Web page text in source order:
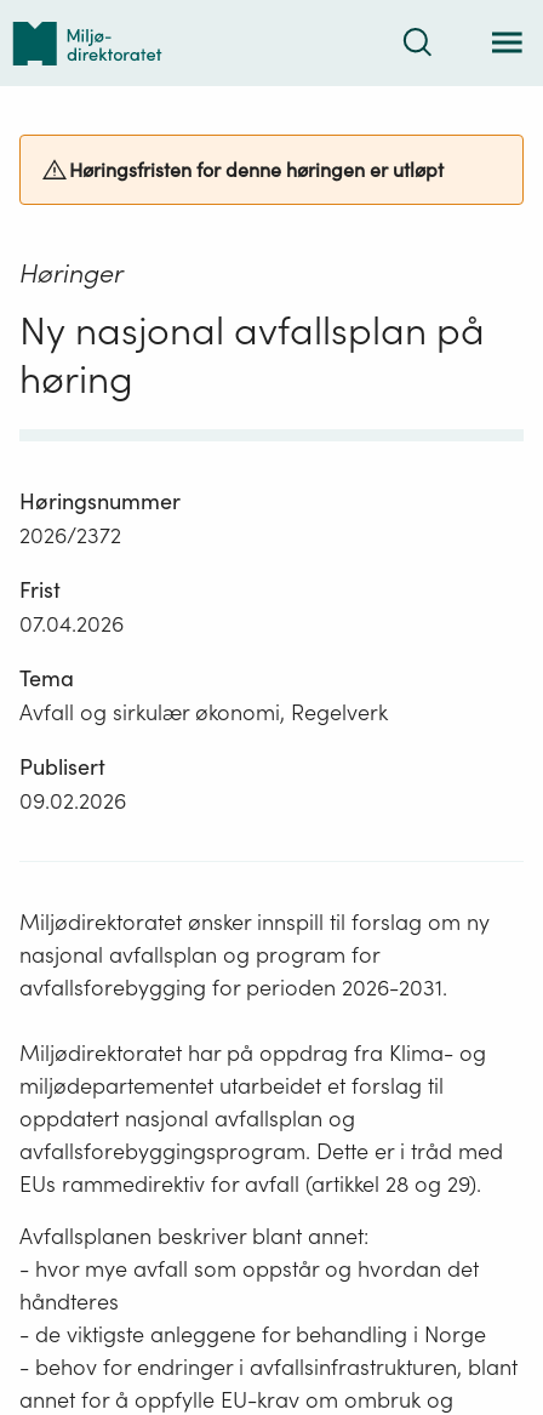
Tilbake
forsiden
Søk
Høringsfristen for denne høringen er utløpt
Høringer
Ny nasjonal avfallsplan på
høring
Høringsnummer
2026/2372
Frist
07.04.2026
Tema
Avfall og sirkulær økonomi, Regelverk
Publisert
09.02.2026
Miljødirektoratet ønsker innspill til forslag om ny
nasjonal avfallsplan og program for
avfallsforebygging for perioden 2026-2031.
Miljødirektoratet har på oppdrag fra Klima- og
miljødepartementet utarbeidet et forslag til
oppdatert nasjonal avfallsplan og
avfallsforebyggingsprogram. Dette er i tråd med
EUs rammedirektiv for avfall (artikkel 28 og 29).
Avfallsplanen beskriver blant annet:
- hvor mye avfall som oppstår og hvordan det
håndteres
- de viktigste anleggene for behandling i Norge
- behov for endringer i avfallsinfrastrukturen, blant
annet for å oppfylle EU-krav om ombruk og